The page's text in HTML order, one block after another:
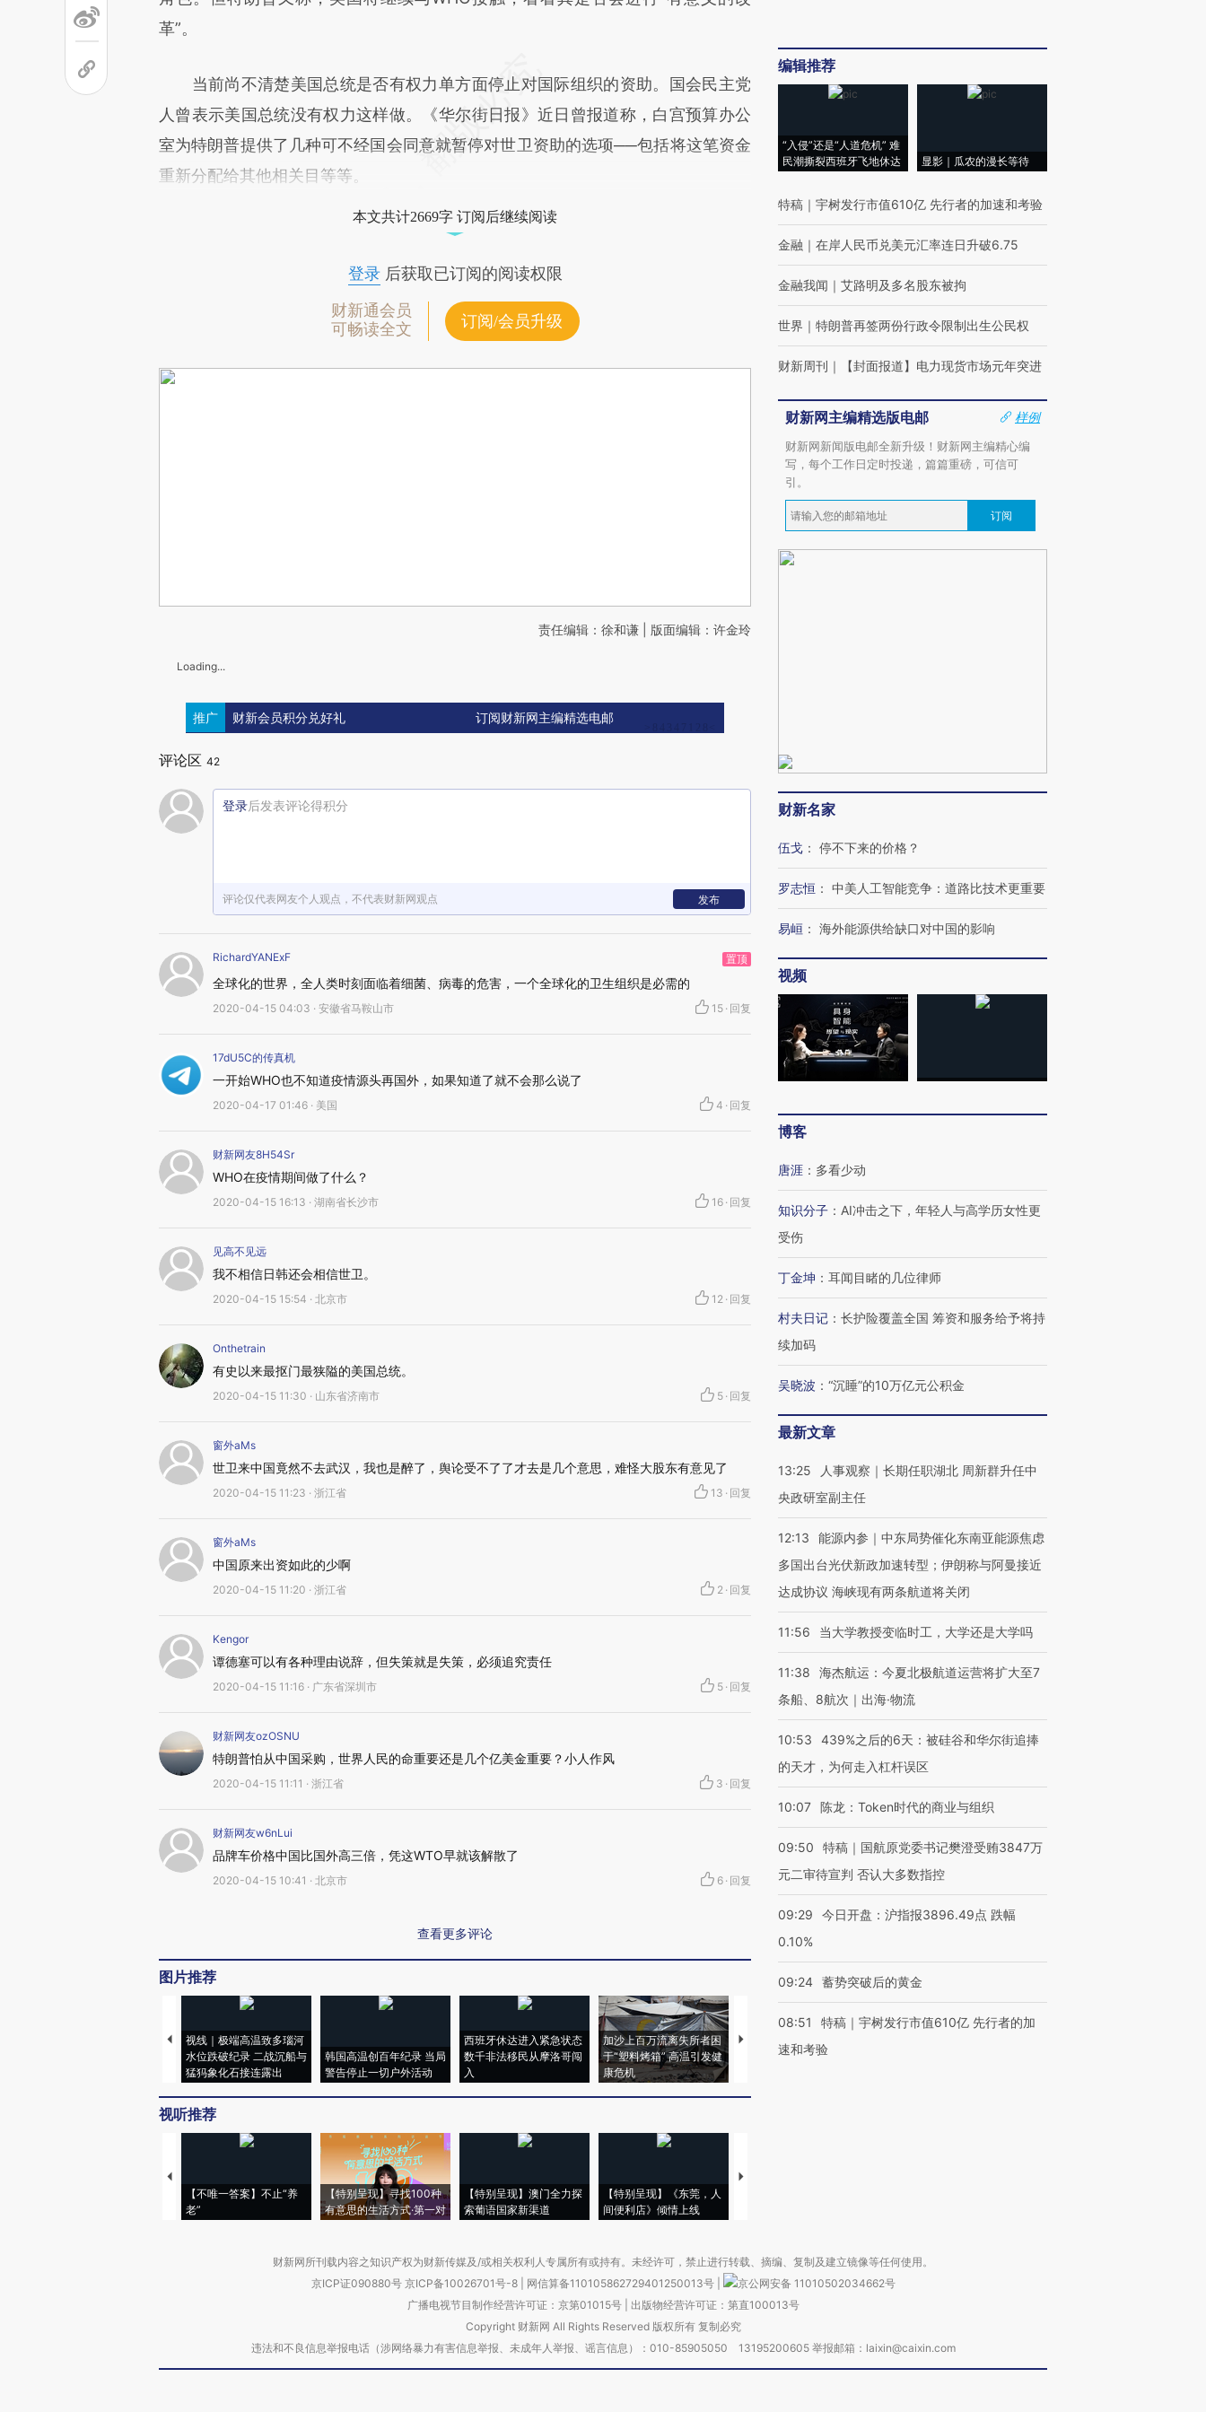
革”。
当前尚不清楚美国总统是否有权力单方面停止对国际组织的资助。国会民主党
人曾表示美国总统没有权力这样做。《华尔街日报》近日曾报道称，白宫预算办公
室为特朗普提供了几种可不经国会同意就暂停对世卫资助的选项──包括将这笔资金
重新分配给其他相关目等等。
本文共计2669字 订阅后继续阅读
登录后获取已订阅的阅读权限
财新通会员
可畅读全文
订阅/会员升级
责任编辑：徐和谦 | 版面编辑：许金玲
Loading...
推广 财新会员积分兑好礼 订阅财新网主编精选电邮
评论区 42
登录后发表评论得积分
评论仅代表网友个人观点，不代表财新网观点 发布
RichardYANExF 置顶
全球化的世界，全人类时刻面临着细菌、病毒的危害，一个全球化的卫生组织是必需的
2020-04-15 04:03 · 安徽省马鞍山市 15 · 回复
17dU5C的传真机
一开始WHO也不知道疫情源头再国外，如果知道了就不会那么说了
2020-04-17 01:46 · 美国 4 · 回复
财新网友8H54Sr
WHO在疫情期间做了什么？
2020-04-15 16:13 · 湖南省长沙市 16 · 回复
见高不见远
我不相信日韩还会相信世卫。
2020-04-15 15:54 · 北京市 12 · 回复
Onthetrain
有史以来最抠门最狭隘的美国总统。
2020-04-15 11:30 · 山东省济南市 5 · 回复
窗外aMs
世卫来中国竟然不去武汉，我也是醉了，舆论受不了了才去是几个意思，难怪大股东有意见了
2020-04-15 11:23 · 浙江省 13 · 回复
窗外aMs
中国原来出资如此的少啊
2020-04-15 11:20 · 浙江省 2 · 回复
Kengor
谭德塞可以有各种理由说辞，但失策就是失策，必须追究责任
2020-04-15 11:16 · 广东省深圳市 5 · 回复
财新网友ozOSNU
特朗普怕从中国采购，世界人民的命重要还是几个亿美金重要？小人作风
2020-04-15 11:11 · 浙江省 3 · 回复
财新网友w6nLui
品牌车价格中国比国外高三倍，凭这WTO早就该解散了
2020-04-15 10:41 · 北京市 6 · 回复
查看更多评论
图片推荐
视线｜极端高温致多瑙河
水位跌破纪录 二战沉船与
猛犸象化石接连露出
韩国高温创百年纪录 当局
警告停止一切户外活动
西班牙休达进入紧急状态
数千非法移民从摩洛哥闯
入
加沙上百万流离失所者困
于“塑料烤箱” 高温引发健
康危机
视线｜HYROX的吸金
术：是什么让中产们甘
视听推荐
【不唯一答案】不止“养
老”
【特别呈现】寻找100种
有意思的生活方式·第一对
【特别呈现】澳门全力探
索葡语国家新渠道
【特别呈现】《东莞，人
间便利店》倾情上线
【推广】走进第四届链博
编辑推荐
“入侵”还是“人道危机” 难
民潮撕裂西班牙飞地休达
显影｜瓜农的漫长等待
特稿 ｜ 宇树发行市值610亿 先行者的加速和考验
金融 ｜ 在岸人民币兑美元汇率连日升破6.75
金融我闻 ｜ 艾路明及多名股东被拘
世界 ｜ 特朗普再签两份行政令限制出生公民权
财新周刊 ｜ 【封面报道】电力现货市场元年突进
财新网主编精选版电邮
样例
财新网新闻版电邮全新升级！财新网主编精心编
写，每个工作日定时投递，篇篇重磅，可信可
引。
订阅
财新名家
伍戈 ： 停不下来的价格？
罗志恒 ： 中美人工智能竞争：道路比技术更重要
易峘 ： 海外能源供给缺口对中国的影响
视频
博客
唐涯 ： 多看少动
知识分子 ： AI冲击之下，年轻人与高学历女性更
受伤
丁金坤 ： 耳闻目睹的几位律师
村夫日记 ： 长护险覆盖全国 筹资和服务给予将持
续加码
吴晓波 ： “沉睡”的10万亿元公积金
最新文章
13:25
人事观察｜长期任职湖北 周新群升任中
央政研室副主任
12:13
能源内参｜中东局势催化东南亚能源焦虑
多国出台光伏新政加速转型；伊朗称与阿曼接近
达成协议 海峡现有两条航道将关闭
11:56 当大学教授变临时工，大学还是大学吗
11:38
海杰航运：今夏北极航道运营将扩大至7
条船、8航次｜出海·物流
10:53
439%之后的6天：被硅谷和华尔街追捧
的天才，为何走入杠杆误区
10:07 陈龙：Token时代的商业与组织
09:50
特稿｜国航原党委书记樊澄受贿3847万
元二审待宣判 否认大多数指控
09:29
今日开盘：沪指报3896.49点 跌幅
0.10%
09:24 蓄势突破后的黄金
08:51
特稿｜宇树发行市值610亿 先行者的加
速和考验
财新网所刊载内容之知识产权为财新传媒及/或相关权利人专属所有或持有。未经许可，禁止进行转载、摘编、复制及建立镜像等任何使用。
京ICP证090880号 京ICP备10026701号-8 网信算备110105862729401250013号
京公网安备 11010502034662号
广播电视节目制作经营许可证：京第01015号| 出版物经营许可证：第直100013号
Copyright 财新网 All Rights Reserved 版权所有 复制必究
违法和不良信息举报电话（涉网络暴力有害信息举报、未成年人举报、谣言信息）：010-85905050 13195200605 举报邮箱：laixin@caixin.com